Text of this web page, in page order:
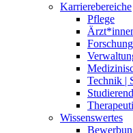
Karrierebereiche
Pflege
Technik |
Wissenswertes